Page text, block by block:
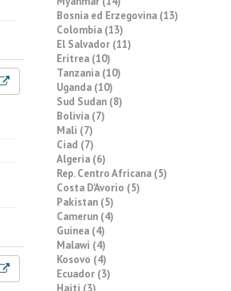
Bosnia ed Erzegovina (13)
Colombia (13)
El Salvador (11)
Eritrea (10)
Tanzania (10)
Uganda (10)
Sud Sudan (8)
Bolivia (7)
Mali (7)
Ciad (7)
Algeria (6)
Rep. Centro Africana (5)
Costa D'Avorio (5)
Pakistan (5)
Camerun (4)
Guinea (4)
Malawi (4)
Kosovo (4)
Ecuador (3)
Haiti (3)